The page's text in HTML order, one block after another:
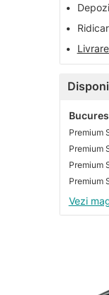
•
•
•
Premium
Premium
Vezi